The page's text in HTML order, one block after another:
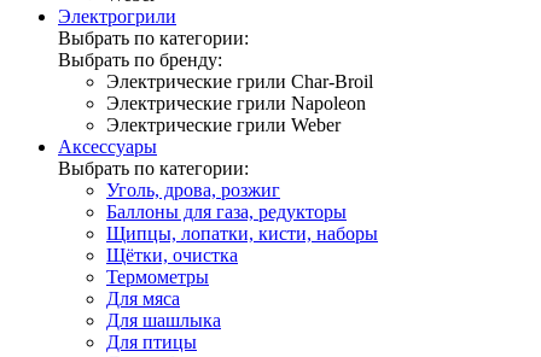
Электрогрили
Выбрать по категории:
Выбрать по бренду:
Электрические грили Char-Broil
Электрические грили Napoleon
Электрические грили Weber
Аксессуары
Выбрать по категории:
Уголь, дрова, розжиг
Баллоны для газа, редукторы
Щипцы, лопатки, кисти, наборы
Щётки, очистка
Термометры
Для мяса
Для шашлыка
Для птицы